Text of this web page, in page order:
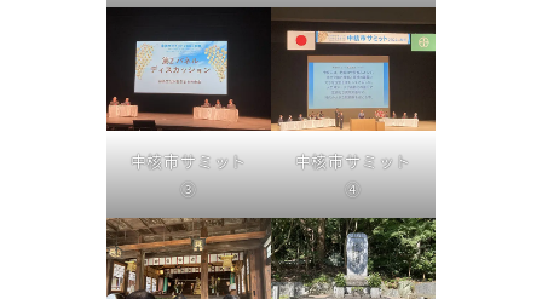
中核市サミット
③
中核市サミット
④